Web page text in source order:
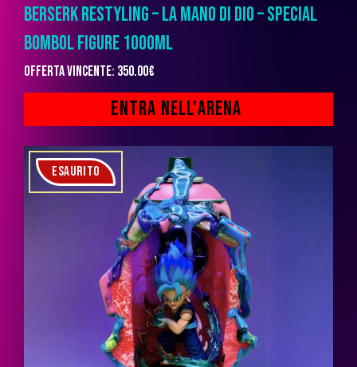
BERSERK RESTYLING – LA MANO DI DIO – SPECIAL
BOMBOL FIGURE 1000ML
Offerta vincente: 350.00€
ESAURITO